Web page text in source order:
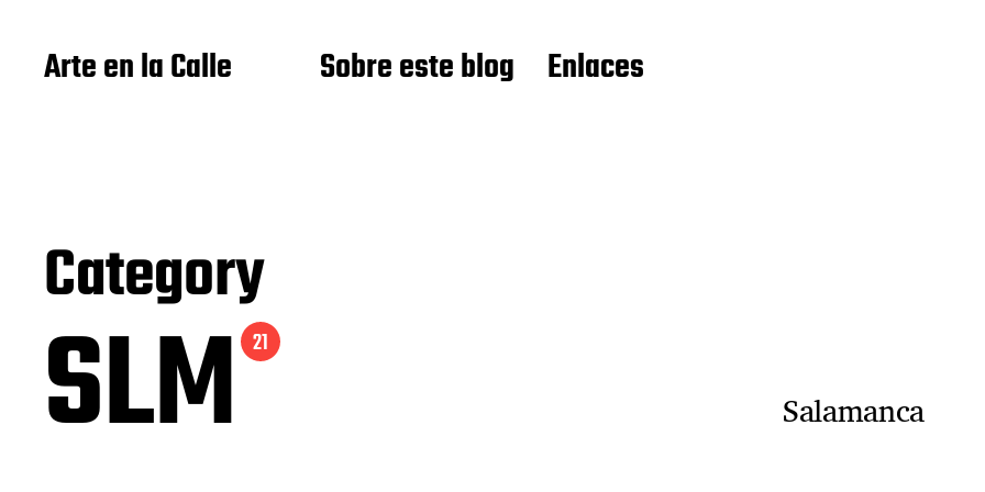
Arte en la Calle Sobre este blog Enlaces
Category
SLM21
Salamanca